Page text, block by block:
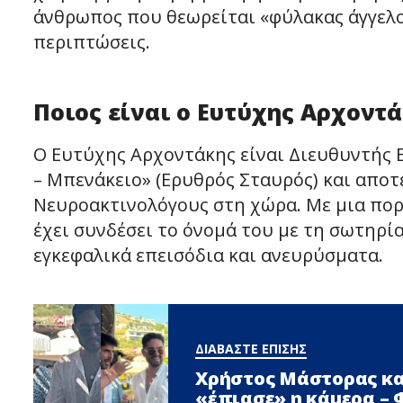
άνθρωπος που θεωρείται «φύλακας
περιπτώσεις.
Ποιος είναι ο Ευτύχης
Ο Ευτύχης Αρχοντάκης είναι Διευθυντής
– Μπενάκειο» (Ερυθρός Σταυρός) και
Νευροακτινολόγους στη χώρα. Με μια
έχει συνδέσει το όνομά του με τη
εγκεφαλικά επεισόδια και ανευρύσματα.
ΔΙΑΒΑΣΤΕ ΕΠΙΣΗΣ
Χρήστος Μάστορας